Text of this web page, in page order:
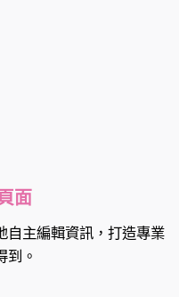
面
自主編輯資訊，打造專業
到。